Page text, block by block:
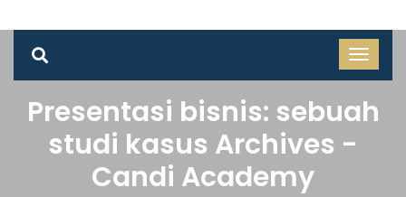
Presentasi bisnis: sebuah
studi kasus Archives -
Candi Academy